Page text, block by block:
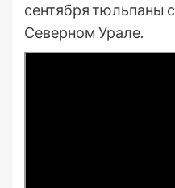
сентября тюльпаны
Северном Урале.